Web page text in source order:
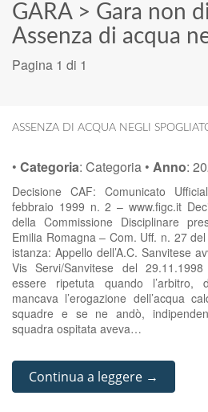
GARA> Gara non
Assenza di acqua
Pagina 1 di 1
ASSENZA DI ACQUA NEGLI
• Categoria: Categoria • Anno:
Decisione CAF: Comunicato
febbraio 1999 n. 2 – www.figc.it
della Commissione Disciplinare
Emilia Romagna – Com. Uff. n. 27
istanza: Appello dell’A.C. Sanvitese
Vis Servi/Sanvitese del
essere ripetuta quando l’arbitro,
mancava l’erogazione dell’acqua
squadre e se ne andò,
squadra ospitata aveva…
Continua a leggere →